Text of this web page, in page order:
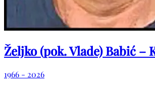
Željko (pok. Vlade) Babić –
1966 - 2026